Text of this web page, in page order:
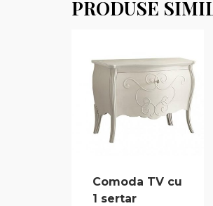
PRODUSE
Comoda TV cu
1 sertar